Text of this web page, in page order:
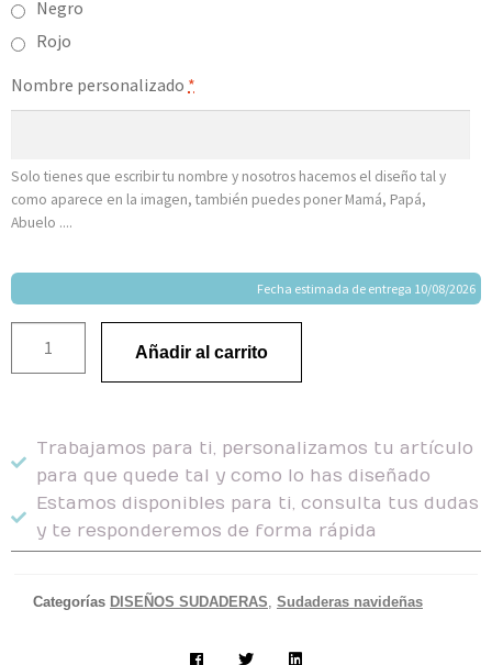
Negro
Rojo
Nombre personalizado *
Solo tienes que escribir tu nombre y nosotros hacemos el diseño tal y
como aparece en la imagen, también puedes poner Mamá, Papá,
Abuelo ....
Fecha estimada de entrega 10/08/2026
Añadir al carrito
Trabajamos para ti, personalizamos tu artículo
para que quede tal y como lo has diseñado
Estamos disponibles para ti, consulta tus dudas
y te responderemos de forma rápida
Categorías DISEÑOS SUDADERAS Sudaderas navideñas